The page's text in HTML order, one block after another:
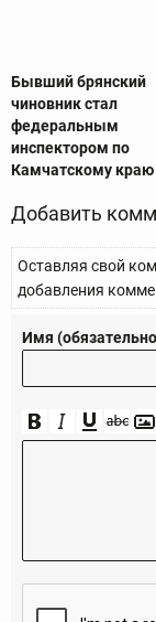
Бывший брянский
чиновник стал
федеральным
инспектором по
Камчатскому краю
Добавить
Оставляя свой
добавления
Имя